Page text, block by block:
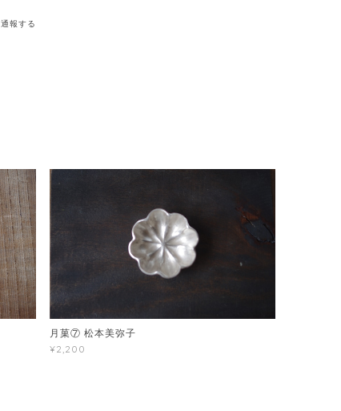
通報する
月菓⑦ 松本美弥子
¥2,200